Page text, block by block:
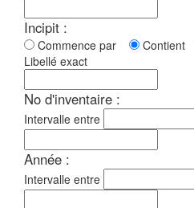
Incipit :
Commence par Contient
Libellé exact
No d'inventaire :
Intervalle entre
Année :
Intervalle entre